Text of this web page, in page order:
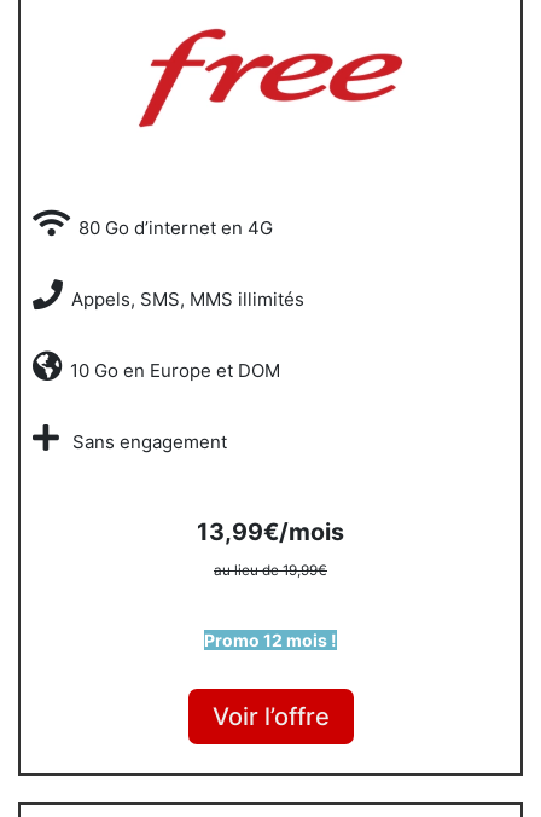
80 Go d’internet en 4G
Appels, SMS, MMS illimités
10 Go en Europe et DOM
Sans engagement
13,99€/mois
au lieu de 19,99€
Promo 12 mois !
Voir l’offre